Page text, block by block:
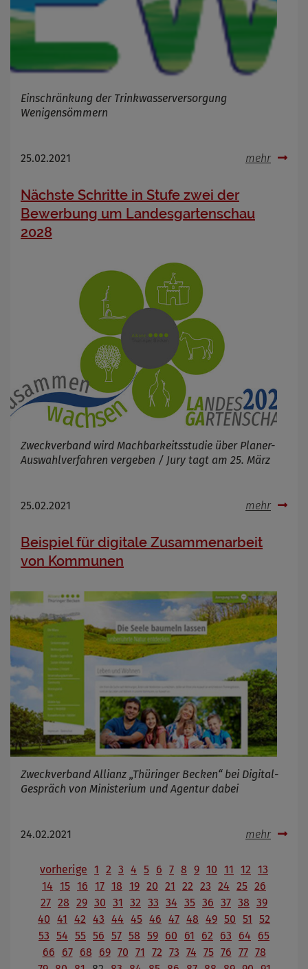
Einschränkung der Trinkwasserversorgung
Wenigensömmern
25.02.2021 mehr
Nächste Schritte in Stufe zwei der
Bewerbung um Landesgartenschau
2028
Zweckverband wird Machbarkeitsstudie über Planer-
Auswahlverfahren vergeben / Jury tagt am 25. März
25.02.2021 mehr
Beispiel für digitale Zusammenarbeit
von Kommunen
Zweckverband Allianz „Thüringer Becken“ bei Digital-
Gespräch von Ministerium und Agentur dabei
24.02.2021 mehr
vorherige 1 2 3 4 5 6 7 8 9 10 11 12 13
14 15 16 17 18 19 20 21 22 23 24 25 26
27 28 29 30 31 32 33 34 35 36 37 38 39
40 41 42 43 44 45 46 47 48 49 50 51
52
53 54 55 56 57 58 59 60 61 62 63 64
65
66
67 68 69 70 71 72 73 74 75 76 77 78